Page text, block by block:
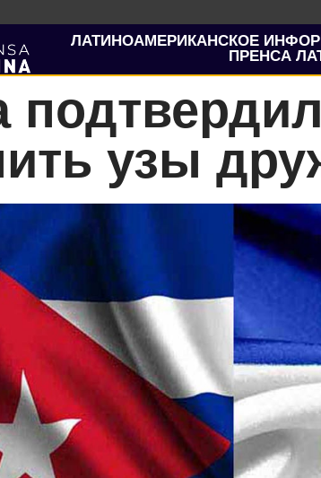
ЛАТИНОАМЕРИКАНСКОЕ
ПРЕНСА
узы